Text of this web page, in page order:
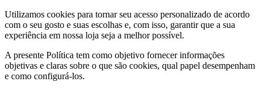
Utilizamos cookies para tornar seu acesso personalizado de acordo
com o seu gosto e suas escolhas e, com isso, garantir que a sua
experiência em nossa loja seja a melhor possível.
A presente Política tem como objetivo fornecer informações
objetivas e claras sobre o que são cookies, qual papel desempenham
e como configurá-los.